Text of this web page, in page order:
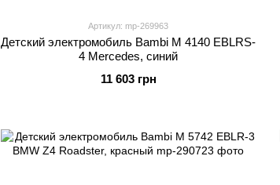
Артикул: mp-269963
Детский электромобиль Bambi M 4140 EBLRS-
4 Mercedes, синий
11 603 грн